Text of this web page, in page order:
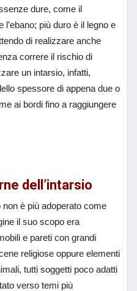
dure, come il
più duro è il legno e
di realizzare anche
correre il rischio di
un intarsio, infatti,
spessore di appena due o
ai bordi fino a raggiungere
dell’intarsio
non è più adoperato come
il suo scopo era
e pareti con grandi
religiose oppure elementi
tutti soggetti poco adatti
verso temi più